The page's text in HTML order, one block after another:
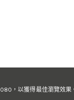
，以獲得最佳瀏覽效